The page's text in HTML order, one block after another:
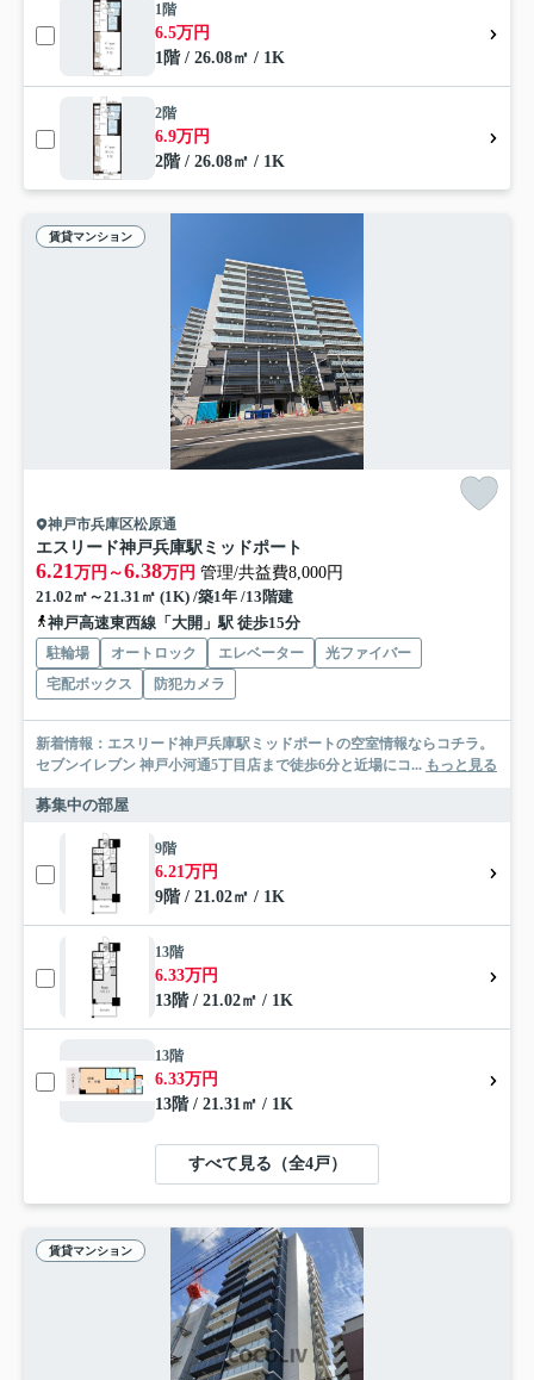
1階
6.5万円
1階 / 26.08㎡ / 1K
2階
6.9万円
2階 / 26.08㎡ / 1K
賃貸マンション
神戸市兵庫区松原通
エスリード神戸兵庫駅ミッドポート
6.21万円～6.38万円 管理/共益費8,000円
21.02㎡～21.31㎡ (1K) /築1年 /13階建
神戸高速東西線「大開」駅 徒歩15分
駐輪場 オートロック エレベーター
光ファイバー
宅配ボックス
防犯カメラ
新着情報：エスリード神戸兵庫駅ミッドポートの空室情報ならコチラ。
セブンイレブン 神戸小河通5丁目店まで徒歩6分と近場にコ... もっと見る
募集中の部屋
9階
6.21万円
9階 / 21.02㎡ / 1K
13階
6.33万円
13階 / 21.02㎡ / 1K
13階
6.33万円
13階 / 21.31㎡ / 1K
すべて見る（全4戸）
賃貸マンション